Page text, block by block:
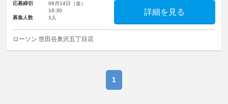
応募締切
08月14日（金）
16:30
募集人数
1人
詳細を見る
ローソン 世田谷奥沢五丁目店
1